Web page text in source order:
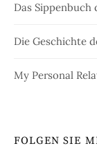
Das Sippenbuch
Die Geschichte
My Personal
FOLGEN SIE